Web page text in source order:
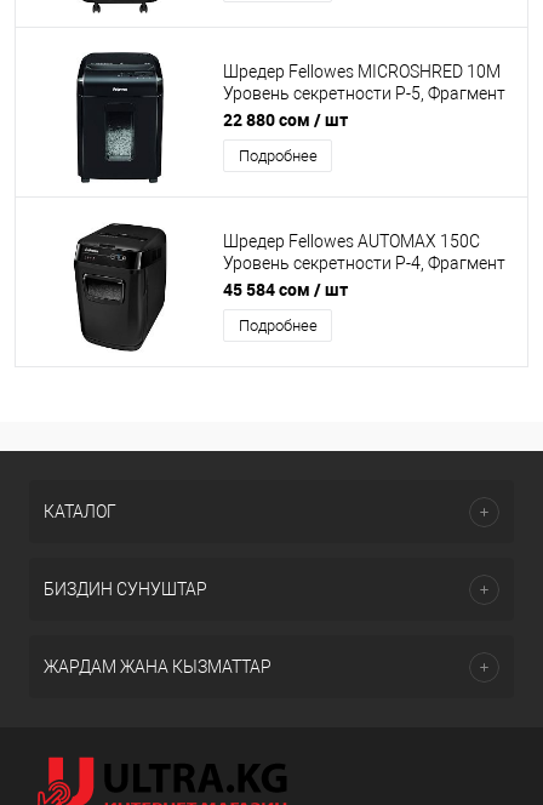
Шредер Fellowes MICROSHRED 10M
Уровень секретности P-5, Фрагмент
2х12 мм, Подача 10(20) лист,
Ёмкость корзины 19 л, Уничтожение
скоб, скрепок, пл. карт, Чёрный
22 880 сом / шт
Подробнее
Шредер Fellowes AUTOMAX 150C
Уровень секретности P-4, Фрагмент
4х38 мм, Подача 8(150) лист,
автоподача, Ёмкость корзины 32 л,
Уничтожение скоб, скрепок, пл. карт,
45 584 сом / шт
Подробнее
КАТАЛОГ
БИЗДИН СУНУШТАР
ЖАРДАМ ЖАНА КЫЗМАТТАР